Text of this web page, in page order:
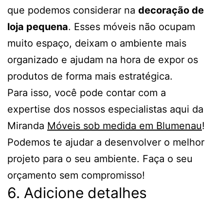
que podemos considerar na decoração de
loja pequena. Esses móveis não ocupam
muito espaço, deixam o ambiente mais
organizado e ajudam na hora de expor os
produtos de forma mais estratégica.
Para isso, você pode contar com a
expertise dos nossos especialistas aqui da
Miranda Móveis sob medida em Blumenau!
Podemos te ajudar a desenvolver o melhor
projeto para o seu ambiente. Faça o seu
orçamento sem compromisso!
6. Adicione detalhes